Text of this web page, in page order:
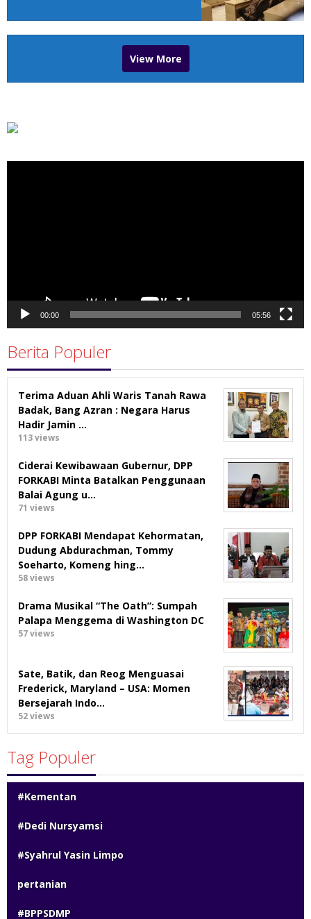
View More
00:00 05:56
Berita Populer
Terima Aduan Ahli Waris Tanah Rawa
Badak, Bang Azran : Negara Harus
Hadir Jamin …
113 views
Ciderai Kewibawaan Gubernur, DPP
FORKABI Minta Batalkan Penggunaan
Balai Agung u…
71 views
DPP FORKABI Mendapat Kehormatan,
Dudung Abdurachman, Tommy
Soeharto, Komeng hing…
58 views
Drama Musikal “The Oath”: Sumpah
Palapa Menggema di Washington DC
57 views
Sate, Batik, dan Reog Menguasai
Frederick, Maryland – USA: Momen
Bersejarah Indo…
52 views
Tag Populer
#Kementan
#Dedi Nursyamsi
#Syahrul Yasin Limpo
pertanian
#BPPSDMP